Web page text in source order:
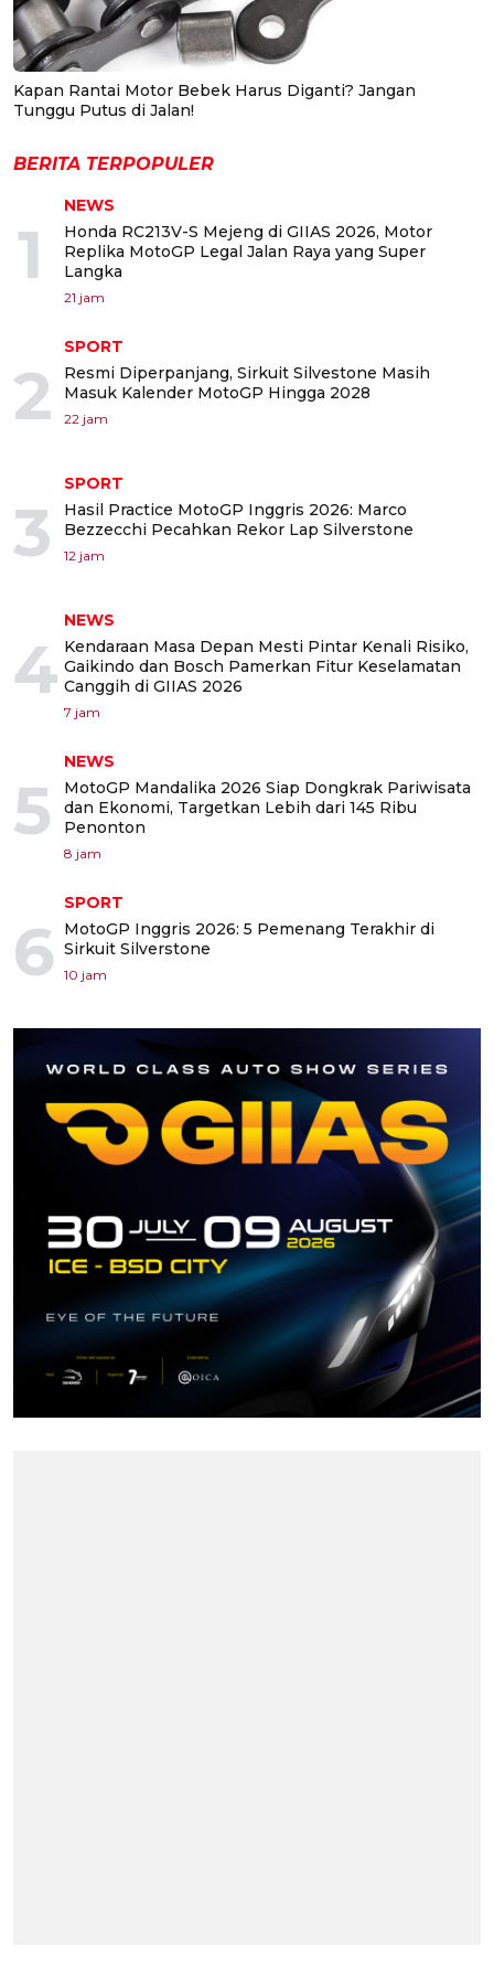
Kapan Rantai Motor Bebek Harus Diganti? Jangan
Tunggu Putus di Jalan!
BERITA TERPOPULER
1
NEWS
Honda RC213V-S Mejeng di GIIAS 2026, Motor
Replika MotoGP Legal Jalan Raya yang Super
Langka
21 jam
2
SPORT
Resmi Diperpanjang, Sirkuit Silvestone Masih
Masuk Kalender MotoGP Hingga 2028
22 jam
3
SPORT
Hasil Practice MotoGP Inggris 2026: Marco
Bezzecchi Pecahkan Rekor Lap Silverstone
12 jam
4
NEWS
Kendaraan Masa Depan Mesti Pintar Kenali Risiko,
Gaikindo dan Bosch Pamerkan Fitur Keselamatan
Canggih di GIIAS 2026
7 jam
5
NEWS
MotoGP Mandalika 2026 Siap Dongkrak Pariwisata
dan Ekonomi, Targetkan Lebih dari 145 Ribu
Penonton
8 jam
6
SPORT
MotoGP Inggris 2026: 5 Pemenang Terakhir di
Sirkuit Silverstone
10 jam